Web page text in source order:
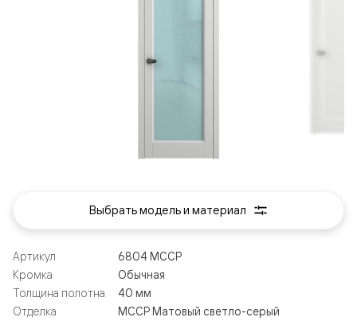
Артикул
6804 МССР
Кромка
Обычная
Толщина полотна
40 мм
Отделка
МССР Матовый светло-серый
Выбрать модель и материал